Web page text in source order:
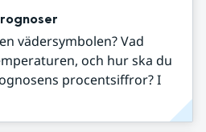
vädersymbolen? Vad
och hur ska du
procentsiffror? I